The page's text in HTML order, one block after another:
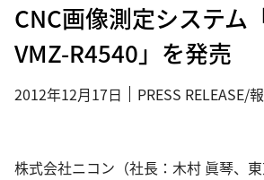
CNC画像測定システム
VMZ-R4540」を発売
2012年12月17日 PRESS RELEASE/
株式会社ニコン（社長：木村 眞琴、東